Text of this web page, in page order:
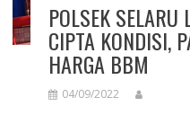
POLSEK SELARU
CIPTA KONDISI,
HARGA BBM
04/09/2022